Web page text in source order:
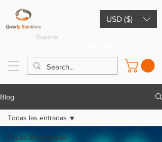
Soporte
USD ($)
Blog
Todas las entradas
Todas las entradas